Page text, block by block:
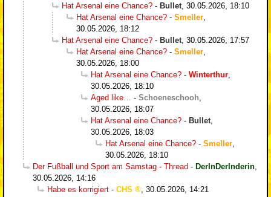
Hat Arsenal eine Chance? - Bullet 30.05.2026, 18:10
Hat Arsenal eine Chance? - Smeller
30.05.2026, 18:12
Hat Arsenal eine Chance? - Bullet 30.05.2026, 17:57
Hat Arsenal eine Chance? - Smeller
30.05.2026, 18:00
Hat Arsenal eine Chance? - Winterthur
30.05.2026, 18:10
Aged like…
- Schoeneschooh
30.05.2026, 18:07
Hat Arsenal eine Chance? - Bullet
30.05.2026, 18:03
Hat Arsenal eine Chance? - Smeller
30.05.2026, 18:10
Der Fußball und Sport am Samstag - Thread - DerInDerInderin
30.05.2026, 14:16
Habe es korrigiert - CHS 30.05.2026, 14:21